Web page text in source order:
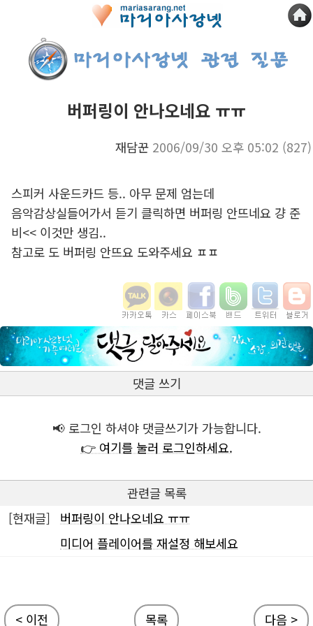
버퍼링이 안나오네요 ㅠㅠ
재담꾼 2006/09/30 오후 05:02 (827)
스피커 사운드카드 등.. 아무 문제 엄는데
음악감상실들어가서 듣기 클릭하면 버퍼링 안뜨네요 걍 준
비<< 이것만 생김..
참고로 도 버퍼링 안뜨요 도와주세요 ㅍㅍ
댓글 쓰기
📢 로그인 하셔야 댓글쓰기가 가능합니다.
👉 여기를 눌러 로그인하세요.
관련글 목록
[현재글]
버퍼링이 안나오네요 ㅠㅠ
미디어 플레이어를 재설정 해보세요
< 이전 목록 다음 >